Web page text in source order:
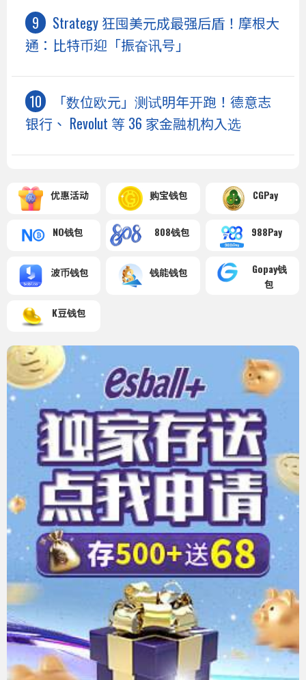
Strategy 狂囤美元成最强后盾！摩根大
通：比特币迎「振奋讯号」
「数位欧元」测试明年开跑！德意志
银行、 Revolut 等 36 家金融机构入选
优惠活动 购宝钱包 CGPay
NO钱包 808钱包 988Pay
波币钱包 钱能钱包
Gopay钱
包
K豆钱包